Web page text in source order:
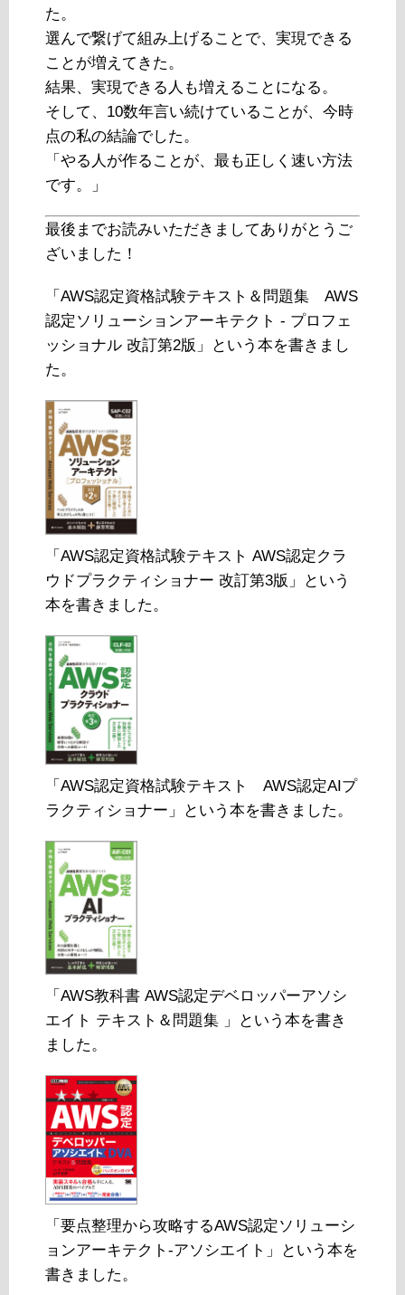
た。
選んで繋げて組み上げることで、実現できる
ことが増えてきた。
結果、実現できる人も増えることになる。
そして、10数年言い続けていることが、今時
点の私の結論でした。
「やる人が作ることが、最も正しく速い方法
です。」
最後までお読みいただきましてありがとうご
ざいました！
「AWS認定資格試験テキスト＆問題集 AWS
認定ソリューションアーキテクト - プロフェ
ッショナル 改訂第2版」という本を書きまし
た。
「AWS認定資格試験テキスト AWS認定クラ
ウドプラクティショナー 改訂第3版」という
本を書きました。
「AWS認定資格試験テキスト AWS認定AIプ
ラクティショナー」という本を書きました。
「AWS教科書 AWS認定デベロッパーアソシ
エイト テキスト＆問題集 」という本を書き
ました。
「要点整理から攻略するAWS認定ソリューシ
ョンアーキテクト-アソシエイト」という本を
書きました。